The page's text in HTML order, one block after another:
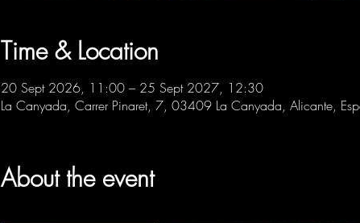
Time & Location
20 Sept 2026, 11:00 – 25 Sept 2027, 12:30
La Canyada, Carrer Pinaret, 7, 03409 La Canyada, Alicante,
About the event